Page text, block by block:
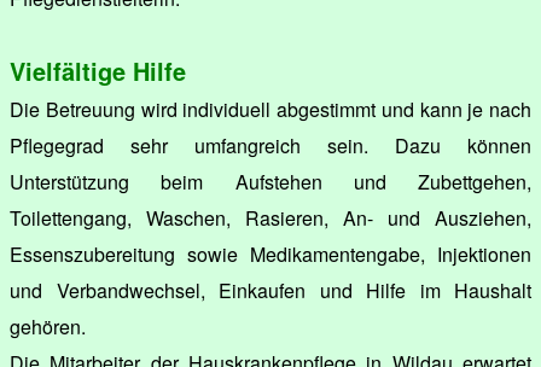
Vielfältige Hilfe
Die Betreuung wird individuell abgestimmt und kann je nach
Pflegegrad sehr umfangreich sein. Dazu können
Unterstützung beim Aufstehen und Zubettgehen,
Toilettengang, Waschen, Rasieren, An- und Ausziehen,
Essenszubereitung sowie Medikamentengabe, Injektionen
und Verbandwechsel, Einkaufen und Hilfe im Haushalt
gehören.